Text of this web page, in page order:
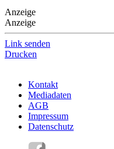
Anzeige
Anzeige
Link senden
Drucken
Kontakt
Mediadaten
AGB
Impressum
Datenschutz